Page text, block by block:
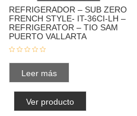
REFRIGERADOR – SUB ZERO
FRENCH STYLE- IT-36CI-LH –
REFRIGERATOR – TIO SAM
PUERTO VALLARTA
Leer más
Ver producto